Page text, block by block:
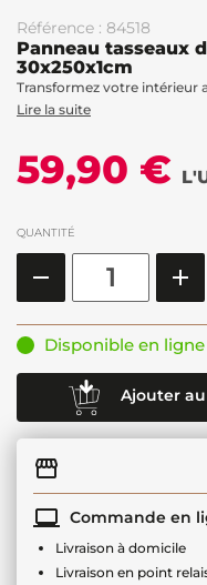
Référence : 84518
Panneau tasseaux
30x250x1cm
Transformez votre intérieur
Lire la suite
59,90 €
QUANTITÉ
Disponible en
Ajouter
Commande en
Livraison à domicile
Livraison en point